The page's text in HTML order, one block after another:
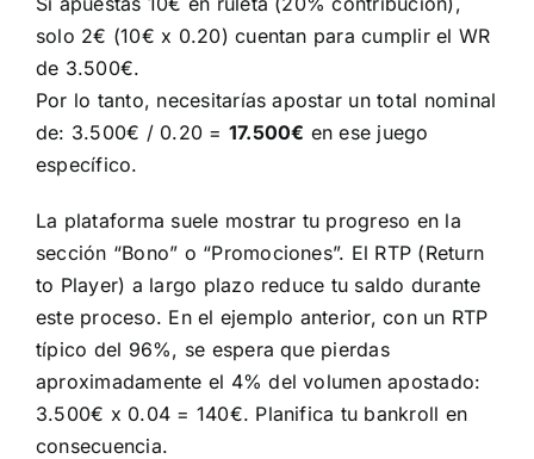
solo 2€ (10€ x 0.20) cuentan para cumplir el WR
de 3.500€.
Por lo tanto, necesitarías apostar un total nominal
de: 3.500€ / 0.20 = 17.500€ en ese juego
específico.
La plataforma suele mostrar tu progreso en la
sección “Bono” o “Promociones”. El RTP (Return
to Player) a largo plazo reduce tu saldo durante
este proceso. En el ejemplo anterior, con un RTP
típico del 96%, se espera que pierdas
aproximadamente el 4% del volumen apostado:
3.500€ x 0.04 = 140€. Planifica tu bankroll en
consecuencia.